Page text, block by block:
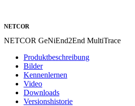
NETCOR
NETCOR GeNiEnd2End MultiTrace
Produktbeschreibung
Bilder
Kennenlernen
Video
Downloads
Versionshistorie